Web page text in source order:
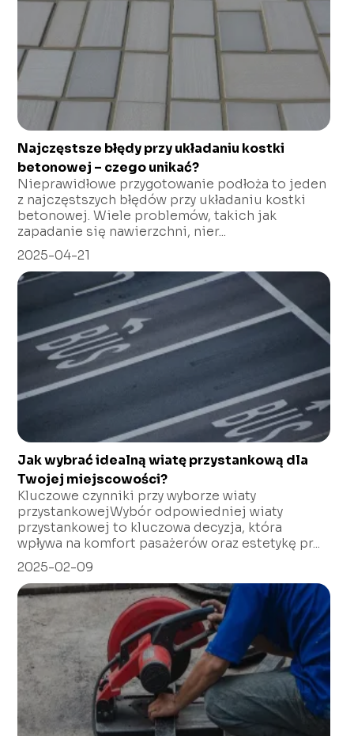
Najczęstsze błędy przy układaniu kostki
betonowej – czego unikać?
Nieprawidłowe przygotowanie podłoża to jeden
z najczęstszych błędów przy układaniu kostki
betonowej. Wiele problemów, takich jak
zapadanie się nawierzchni, nier...
2025-04-21
Jak wybrać idealną wiatę przystankową dla
Twojej miejscowości?
Kluczowe czynniki przy wyborze wiaty
przystankowejWybór odpowiedniej wiaty
przystankowej to kluczowa decyzja, która
wpływa na komfort pasażerów oraz estetykę pr...
2025-02-09